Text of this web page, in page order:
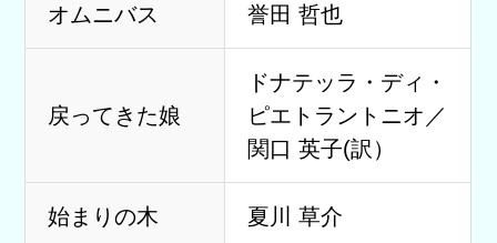
オムニバス 誉田 哲也
戻ってきた娘
ドナテッラ・ディ・
ピエトラントニオ／
関口 英子(訳）
始まりの木 夏川 草介